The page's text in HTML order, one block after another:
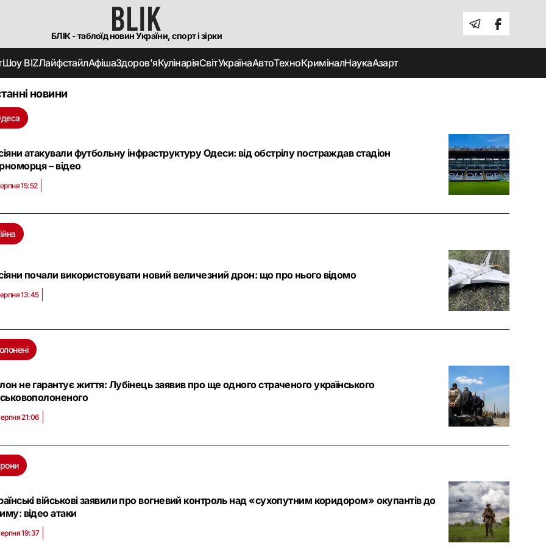
БЛІК - таблоїд новин України, спорт і зірки
Шоу BIZЛайфстайлАфішаЗдоров'яКулінаріяСвітУкраїнаАвтоТехноКриміналНаукаАзарт
новини
атакували футбольну інфраструктуру Одеси: від обстрілу постраждав стадіон
– відео
15:52
почали використовувати новий величезний дрон: що про нього відомо
13:45
не гарантує життя: Лубінець заявив про ще одного страченого українського
21:06
військові заявили про вогневий контроль над «сухопутним коридором» окупантів до
відео атаки
19:37